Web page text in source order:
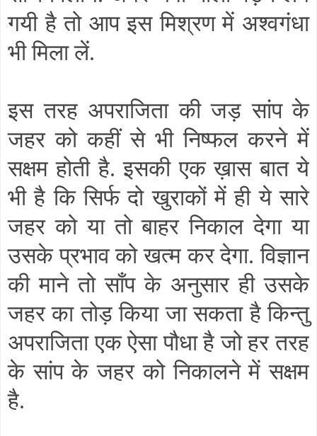
गयी है तो आप इस मिश्रण में अश्वगंधा
भी मिला लें.
इस तरह अपराजिता की जड़ सांप के
जहर को कहीं से भी निष्फल करने में
सक्षम होती है. इसकी एक ख़ास बात ये
भी है कि सिर्फ दो खुराकों में ही ये सारे
जहर को या तो बाहर निकाल देगा या
उसके प्रभाव को खत्म कर देगा. विज्ञान
की माने तो साँप के अनुसार ही उसके
जहर का तोड़ किया जा सकता है किन्तु
अपराजिता एक ऐसा पौधा है जो हर तरह
के सांप के जहर को निकालने में सक्षम
है.